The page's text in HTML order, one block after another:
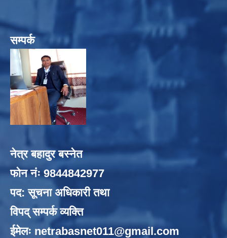
सम्पर्क
नेत्र बहादुर बस्नेत
फोन नंः 9844842977
पद: सूचना अधिकारी तथा
विपद् सम्पर्क व्यक्ति
ईमेलः netrabasnet011@gmail.com